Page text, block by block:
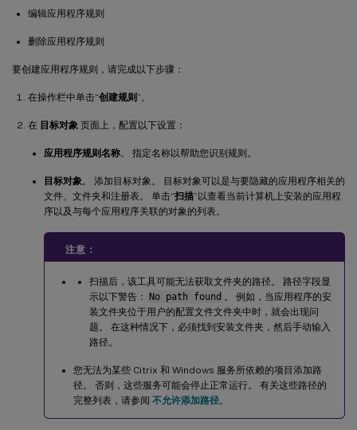
编辑应用程序规则
删除应用程序规则
要创建应用程序规则，请完成以下步骤：
在操作栏中单击“创建规则 ”。
在 目标对象 页面上，配置以下设置：
应用程序规则名称。 指定名称以帮助您识别规则。
目标对象 。 添加目标对象。 目标对象可以是与要隐藏的应用程序相关的
文件、文件夹和注册表。 单击“扫描”以查看当前计算机上安装的应用程
序以及与每个应用程序关联的对象的列表。
注意：
扫描后，该工具可能无法获取文件夹的路径。 路径字段显
示以下警告：
No path found 。 例如，当应用程序的安
装文件夹位于用户的配置文件文件夹中时，就会出现问
题。 在这种情况下，必须找到安装文件夹，然后手动输入
路径。
您无法为某些 Citrix 和 Windows 服务所依赖的项目添加路
径。 否则，这些服务可能会停止正常运行。 有关这些路径的
完整列表，请参阅 不允许添加路径。